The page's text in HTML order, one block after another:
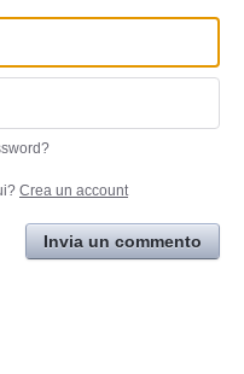
Crea un account
Invia un commento